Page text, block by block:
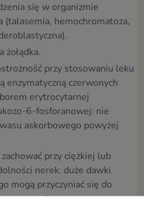
się w organizmie
(talasemia, hemochromatoza,
żołądka.
przy stosowaniu leku
enzymatyczną czerwonych
erytrocytarnej
6-fosforanowej: nie
askorbowego powyżej
przy ciężkiej lub
nerek: duże dawki
mogą przyczyniać się do